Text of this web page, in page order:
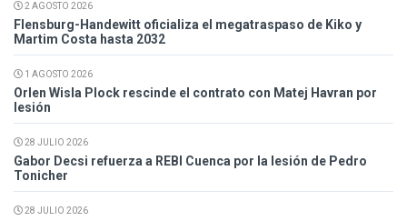
2 AGOSTO 2026
Flensburg-Handewitt oficializa el megatraspaso de Kiko y
Martim Costa hasta 2032
1 AGOSTO 2026
Orlen Wisla Plock rescinde el contrato con Matej Havran por
lesión
28 JULIO 2026
Gabor Decsi refuerza a REBI Cuenca por la lesión de Pedro
Tonicher
28 JULIO 2026